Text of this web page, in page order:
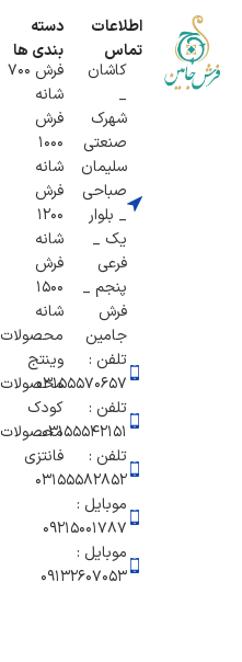
اطلاعات
تماس
کاشان
_
شهرک
صنعتی
سلیمان
صباحی
_ بلوار
یک _
فرعی
پنجم _
فرش
جامین
تلفن :
۰۳۱۵۵۵۷۰۶۵۷
تلفن :
03155542151
تلفن :
03155582852
موبایل :
۰۹۲۱۵۰۰۱۷۸۷
موبایل :
09132607053
دسته
بندی ها
فرش 700
شانه
فرش
1000
شانه
فرش
1200
شانه
فرش
1500
شانه
محصولات
وینتج
محصولات
کودک
محصولات
فانتزی